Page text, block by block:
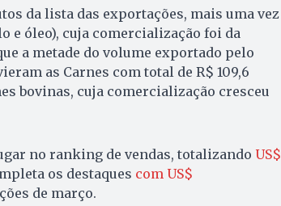
da lista das exportações, mais uma vez
e óleo), cuja comercialização foi da
a metade do volume exportado pelo
as Carnes com total de R$ 109,6
bovinas, cuja comercialização cresceu
no ranking de vendas, totalizando US$
os destaques com US$
de março.